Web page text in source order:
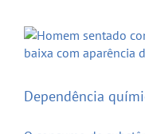
Dependência